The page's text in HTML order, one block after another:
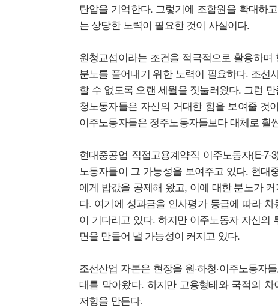
탄압을 기억한다. 그렇기에 조합원을 확대하
는 상당한 노력이 필요한 것이 사실이다.
원청교섭이라는 조건을 적극적으로 활용하
분노를 풀어내기 위한 노력이 필요하다. 조
할 수 없도록 오랜 세월을 짓눌러왔다. 그런
청노동자들은 자신의 거대한 힘을 보여줄 것
이주노동자들은 정주노동자들보다 대체로 훨
현대중공업 직접고용계약직 이주노동자(E-
노동자들이 그 가능성을 보여주고 있다. 현대
에게 밥값을 공제해 왔고, 이에 대한 분노가
다. 여기에 성과금을 인사평가 등급에 따라
이 기다리고 있다. 하지만 이주노동자 자신의
면을 만들어 낼 가능성이 커지고 있다.
조선산업 자본은 현장을 원·하청·이주노동
대를 막아왔다. 하지만 고용형태와 국적의
저항을 만든다.